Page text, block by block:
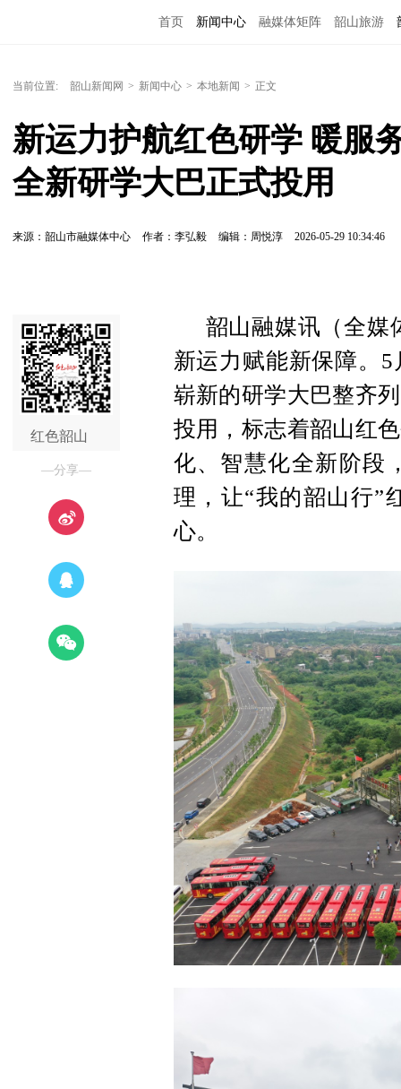
首页 新闻中心 融媒体矩阵 韶山旅游
当前位置: 韶山新闻网 > 新闻中心 > 本地新闻 > 正文
新运力护航红色研学 暖服
全新研学大巴正式投用
来源：韶山市融媒体中心 作者：李弘毅 编辑：周悦淳 2026-05-29 10:34:46
红色韶山
—分享—
韶山融媒讯（全媒
新运力赋能新保障。
崭新的研学大巴整齐
投用，标志着韶山红
化、智慧化全新阶段
理，让“我的韶山行”
心。